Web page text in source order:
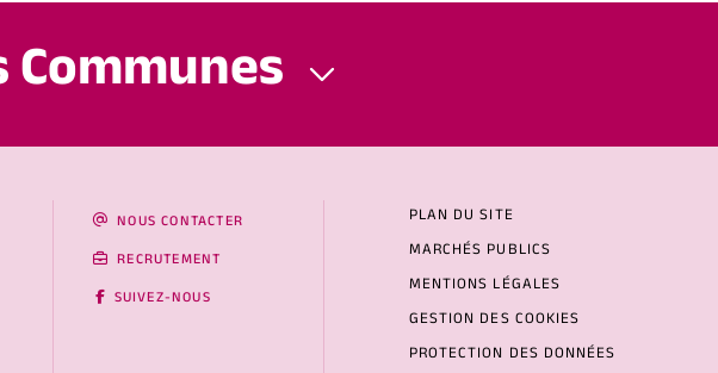
Communes
NOUS CONTACTER
RECRUTEMENT
SUIVEZ-NOUS
PLAN DU SITE
MARCHÉS PUBLICS
MENTIONS LÉGALES
GESTION DES COOKIES
PROTECTION DES DONNÉES